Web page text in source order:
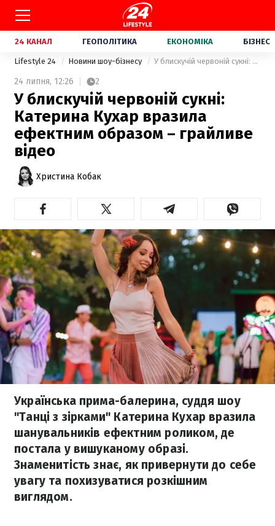
24 КАНАЛ ГЕОПОЛІТИКА ЕКОНОМІКА БІЗНЕС
Lifestyle 24 Новини шоу-бізнесу У блискучій червоній сукні: Катерина Кухар вразила ефектним образом – грайливе відео
24 липня, 12:26 2
У блискучій червоній сукні:
Катерина Кухар вразила
ефектним образом – грайливе
відео
Христина Кобак
Українська прима-балерина, суддя шоу
"Танці з зірками" Катерина Кухар вразила
шанувальників ефектним роликом, де
постала у вишуканому образі.
Знаменитість знає, як привернути до себе
увагу та похизуватися розкішним
виглядом.